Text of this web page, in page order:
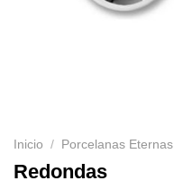
Inicio / Porcelanas Eternas
Redondas